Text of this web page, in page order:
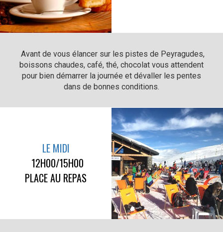
Avant de vous élancer sur les pistes de Peyragudes,
boissons chaudes, café, thé, chocolat vous attendent
pour bien démarrer la journée et dévaller les pentes
dans de bonnes conditions.
LE MIDI
12H00/15H00
PLACE AU REPAS